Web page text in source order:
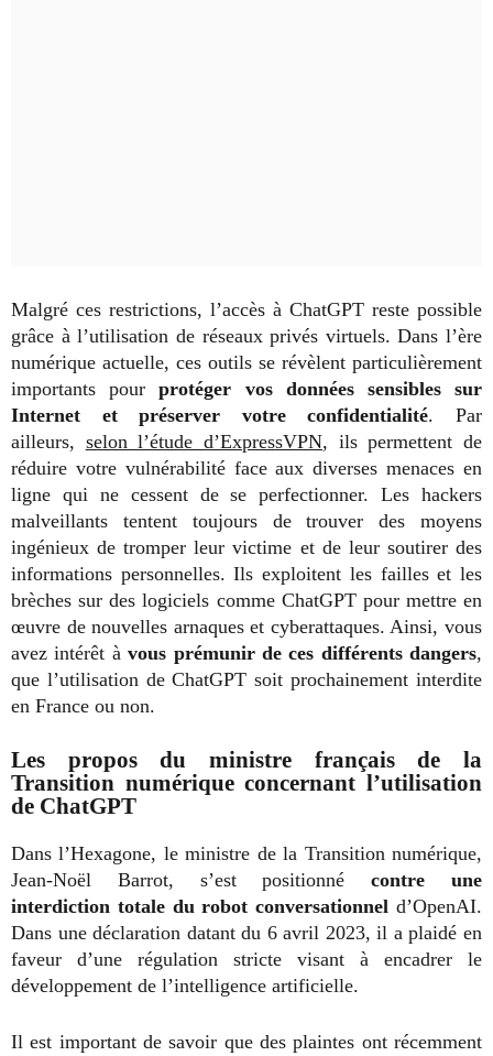
Malgré ces restrictions, l’accès à ChatGPT reste possible
grâce à l’utilisation de réseaux privés virtuels. Dans l’ère
numérique actuelle, ces outils se révèlent particulièrement
importants pourprotéger vos données sensibles sur
Internet et préserver votre confidentialité. Par
ailleurs, selon l’étude d’ExpressVPN, ils permettent de
réduire votre vulnérabilité face aux diverses menaces en
ligne qui ne cessent de se perfectionner. Les hackers
malveillants tentent toujours de trouver des moyens
ingénieux de tromper leur victime et de leur soutirer des
informations personnelles. Ils exploitent les failles et les
brèches sur des logiciels comme ChatGPT pour mettre en
œuvre de nouvelles arnaques et cyberattaques. Ainsi, vous
avez intérêt àvous prémunir de ces différents dangers,
que l’utilisation de ChatGPT soit prochainement interdite
en France ou non.
Les propos du ministre français de la
Transition numérique concernant l’utilisation
de ChatGPT
Dans l’Hexagone, le ministre de la Transition numérique,
Jean-Noël Barrot, s’est positionnécontre une
interdiction totale du robot conversationnel d’OpenAI.
Dans une déclaration datant du 6 avril 2023, il a plaidé en
faveur d’une régulation stricte visant à encadrer le
développement de l’intelligence artificielle.
Il est important de savoir que des plaintes ont récemment